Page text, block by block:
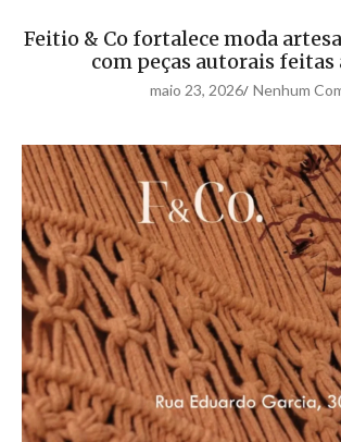
Feitio & Co fortalece moda
com peças autorais feitas
maio 23, 2026/ Nenhum